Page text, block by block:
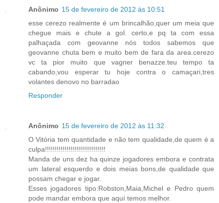
Anônimo 15 de fevereiro de 2012 às 10:51
esse cerezo realmente é um brincalhão,quer um meia que
chegue mais e chute a gol. certo,e pq ta com essa
palhaçada com geovanne nós todos sabemos que
geovanne chuta bem e muito bem de fara da area.cerezo
vc ta pior muito que vagner benazze.teu tempo ta
cabando,vou esperar tu hoje contra o camaçari,tres
volantes denovo no barradao
Responder
Anônimo 15 de fevereiro de 2012 às 11:32
O Vitória tem quantidade e não tem qualidade,de quem é a
culpa!!!!!!!!!!!!!!!!!!!!!!!!!!!!!!!
Manda de uns dez ha quinze jogadores embora e contrata
um lateral esquerdo e dois meias bons,de qualidade que
possam chegar e jogar.
Esses jogadores tipo:Robston,Maia,Michel e Pedro quem
pode mandar embora que aquí temos melhor.